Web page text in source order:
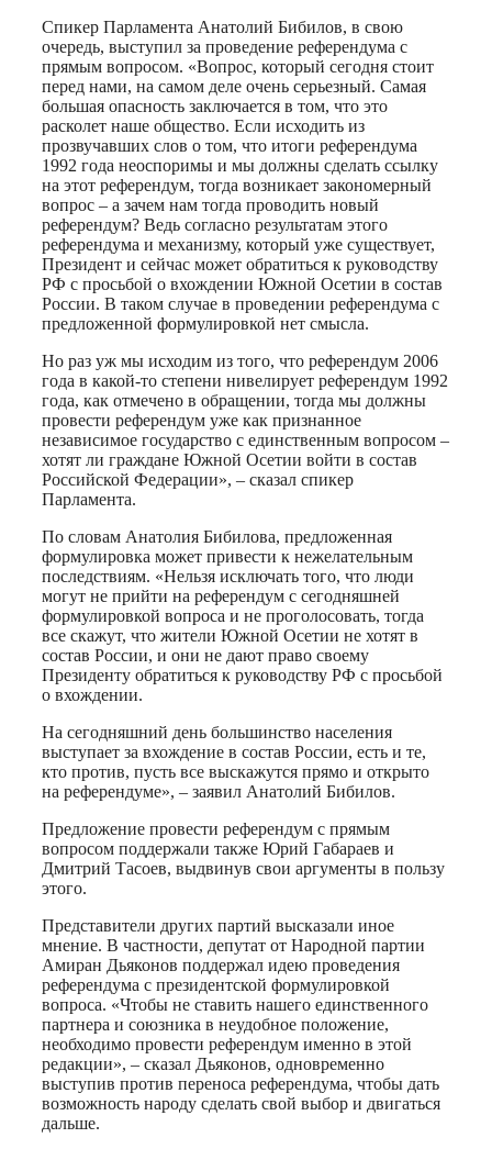
Спикер Парламента Анатолий Бибилов, в свою
очередь, выступил за проведение референдума с
прямым вопросом. «Вопрос, который сегодня стоит
перед нами, на самом деле очень серьезный. Самая
большая опасность заключается в том, что это
расколет наше общество. Если исходить из
прозвучавших слов о том, что итоги референдума
1992 года неоспоримы и мы должны сделать ссылку
на этот референдум, тогда возникает закономерный
вопрос – а зачем нам тогда проводить новый
референдум? Ведь согласно результатам этого
референдума и механизму, который уже существует,
Президент и сейчас может обратиться к руководству
РФ с просьбой о вхождении Южной Осетии в состав
России. В таком случае в проведении референдума с
предложенной формулировкой нет смысла.
Но раз уж мы исходим из того, что референдум 2006
года в какой-то степени нивелирует референдум 1992
года, как отмечено в обращении, тогда мы должны
провести референдум уже как признанное
независимое государство с единственным вопросом –
хотят ли граждане Южной Осетии войти в состав
Российской Федерации», – сказал спикер
Парламента.
По словам Анатолия Бибилова, предложенная
формулировка может привести к нежелательным
последствиям. «Нельзя исключать того, что люди
могут не прийти на референдум с сегодняшней
формулировкой вопроса и не проголосовать, тогда
все скажут, что жители Южной Осетии не хотят в
состав России, и они не дают право своему
Президенту обратиться к руководству РФ с просьбой
о вхождении.
На сегодняшний день большинство населения
выступает за вхождение в состав России, есть и те,
кто против, пусть все выскажутся прямо и открыто
на референдуме», – заявил Анатолий Бибилов.
Предложение провести референдум с прямым
вопросом поддержали также Юрий Габараев и
Дмитрий Тасоев, выдвинув свои аргументы в пользу
этого.
Представители других партий высказали иное
мнение. В частности, депутат от Народной партии
Амиран Дьяконов поддержал идею проведения
референдума с президентской формулировкой
вопроса. «Чтобы не ставить нашего единственного
партнера и союзника в неудобное положение,
необходимо провести референдум именно в этой
редакции», – сказал Дьяконов, одновременно
выступив против переноса референдума, чтобы дать
возможность народу сделать свой выбор и двигаться
дальше.